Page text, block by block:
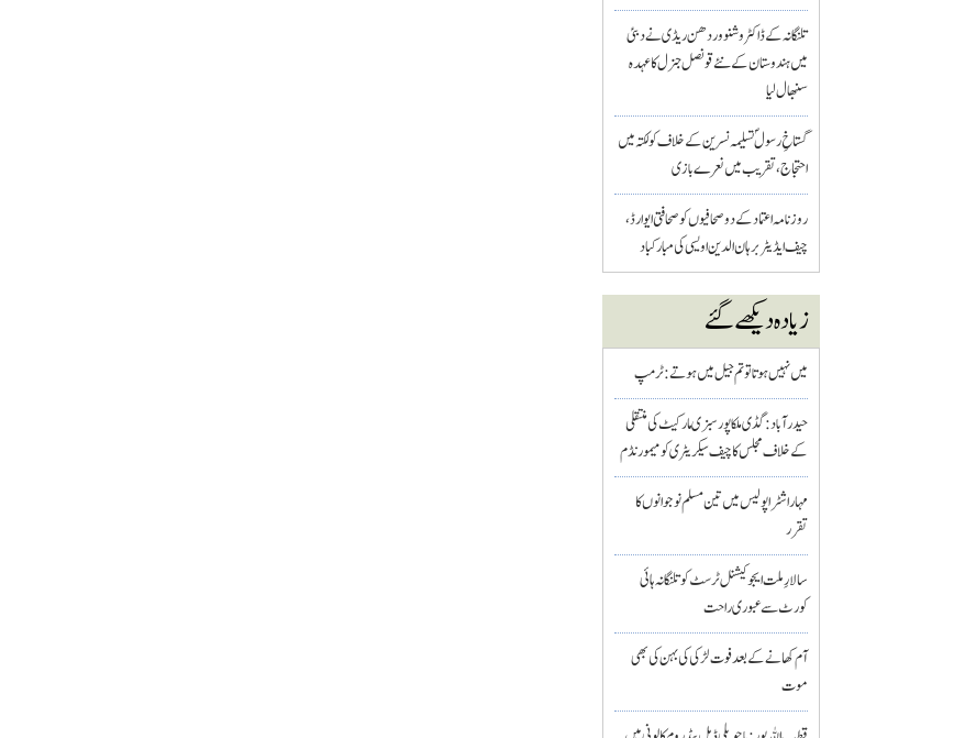
تلنگانہ کے ڈاکٹر وشنو وردھن ریڈی نے دبئی
میں ہندوستان کے نئے قونصل جنرل کا عہدہ
سنبھال لیا
گستاخِ رسولؐ تسلیمہ نسرین کے خلاف کولکتہ میں
احتجاج، تقریب میں نعرے بازی
روزنامہ اعتماد کے دو صحافیوں کو صحافتی ایوارڈ،
چیف ایڈیٹر برہان الدین اویسی کی مبارکباد
زیادہ دیکھے گئے
میں نہیں ہوتا تو تم جیل میں ہوتے : ٹرمپ
حیدرآباد: گڈی ملکاپور سبزی مارکیٹ کی منتقلی
کے خلاف مجلس کا چیف سیکریٹری کو میمورنڈم
مہاراشٹرا پولیس میں تین مسلم نو جوانوں کا
تقرر
سالارِ ملت ایجوکیشنل ٹرسٹ کو تلنگانہ ہائی
کورٹ سے عبوری راحت
آم کھانے کے بعد فوت لڑکی کی بہن کی بھی
موت